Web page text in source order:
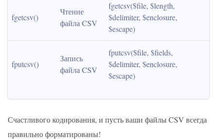
fgetcsv()
Чтение
файла CSV
fgetcsv($file, $length,
$delimiter, $enclosure,
$escape)
fputcsv()
Запись
файла CSV
fputcsv($file, $fields,
$delimiter, $enclosure,
$escape)
Счастливого кодирования, и пусть ваши файлы CSV всегда
правильно форматированы!